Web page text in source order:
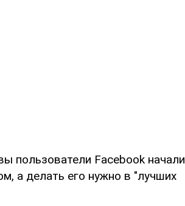
пользователи Facebook начали
а делать его нужно в "лучших